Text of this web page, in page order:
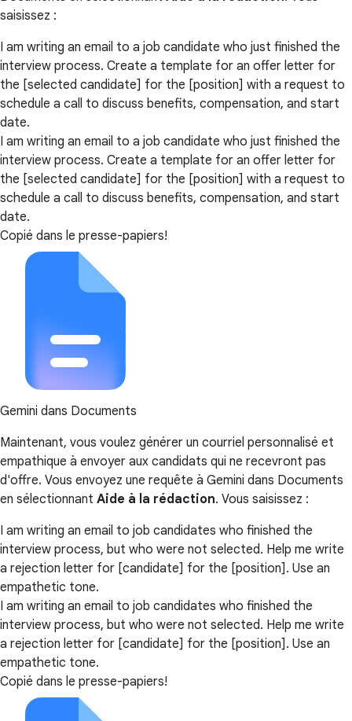
saisissez :
I am writing an email to a job candidate who just finished the
interview process. Create a template for an offer letter for
the [selected candidate] for the [position] with a request to
schedule a call to discuss benefits, compensation, and start
date.
I am writing an email to a job candidate who just finished the
interview process. Create a template for an offer letter for
the [selected candidate] for the [position] with a request to
schedule a call to discuss benefits, compensation, and start
date.
Copié dans le presse-papiers!
Gemini dans Documents
Maintenant, vous voulez générer un courriel personnalisé et
empathique à envoyer aux candidats qui ne recevront pas
d'offre. Vous envoyez une requête à Gemini dans Documents
en sélectionnant Aide à la rédaction. Vous saisissez :
I am writing an email to job candidates who finished the
interview process, but who were not selected. Help me write
a rejection letter for [candidate] for the [position]. Use an
empathetic tone.
I am writing an email to job candidates who finished the
interview process, but who were not selected. Help me write
a rejection letter for [candidate] for the [position]. Use an
empathetic tone.
Copié dans le presse-papiers!